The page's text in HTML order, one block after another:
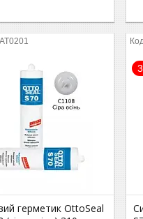
герметик OttoSeal